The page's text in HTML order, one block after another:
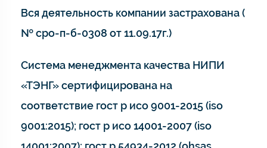
Вся деятельность компании застрахована (
№ сро-п-б-0308 от 11.09.17г.)
Система менеджмента качества НИПИ
«ТЭНГ» сертифицирована на
соответствие гост р исо 9001-2015 (iso
9001:2015); гост р исо 14001-2007 (iso